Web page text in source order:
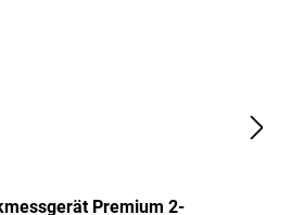
Premium 2-